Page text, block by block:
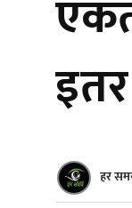
हर